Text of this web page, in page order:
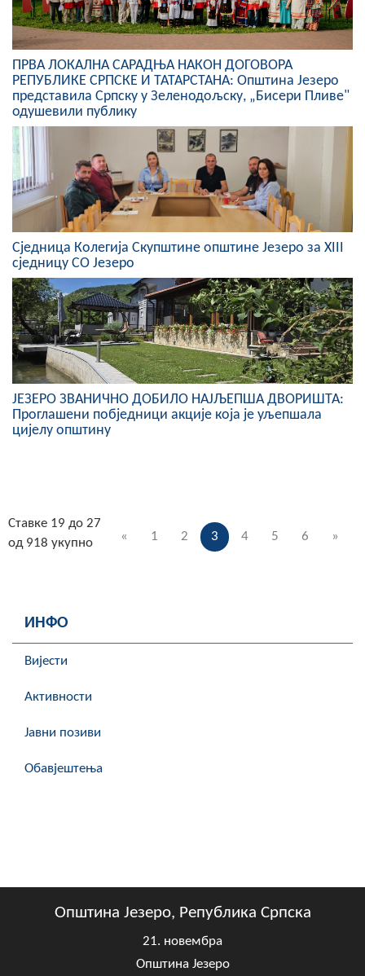
ПРВА ЛОКАЛНА САРАДЊА НАКОН ДОГОВОРА
РЕПУБЛИКЕ СРПСКЕ И ТАТАРСТАНА: Општина Језеро
представила Српску у Зеленодољску, „Бисери Пливе"
одушевили публику
Сједница Колегија Скупштине општине Језеро за XIII
сједницу СО Језеро
ЈЕЗЕРО ЗВАНИЧНО ДОБИЛО НАЈЉЕПША ДВОРИШТА:
Проглашени побједници акције која је уљепшала
цијелу општину
« 1 2 3 4 5 6 »
Ставке 19 до 27
од 918 укупно
ИНФО
Вијести
Активности
Јавни позиви
Обавјештења
Општина Језеро, Република Српска
21. новембра
Општина Језеро